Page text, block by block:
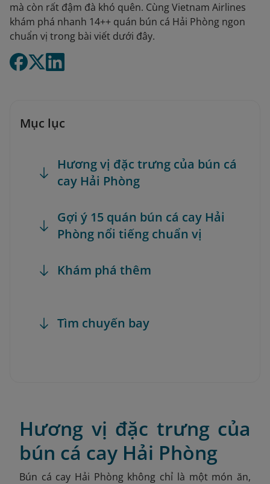
mà còn rất đậm đà khó quên. Cùng Vietnam Airlines
khám phá nhanh 14++ quán bún cá Hải Phòng ngon
chuẩn vị trong bài viết dưới đây.
Mục lục
Hương vị đặc trưng của bún cá
cay Hải Phòng
Gợi ý 15 quán bún cá cay Hải
Phòng nổi tiếng chuẩn vị
Khám phá thêm
Tìm chuyến bay
Hương vị đặc trưng của
bún cá cay Hải Phòng
Bún cá cay Hải Phòng không chỉ là một món ăn,